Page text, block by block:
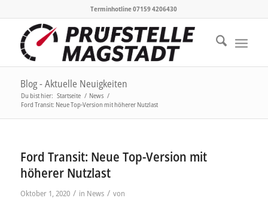
Terminhotline 07159 4206430
Blog - Aktuelle Neuigkeiten
Du bist hier: Startseite / News /
Ford Transit: Neue Top-Version mit höherer Nutzlast
Ford Transit: Neue Top-Version mit
höherer Nutzlast
Oktober 1, 2020 / in News / von